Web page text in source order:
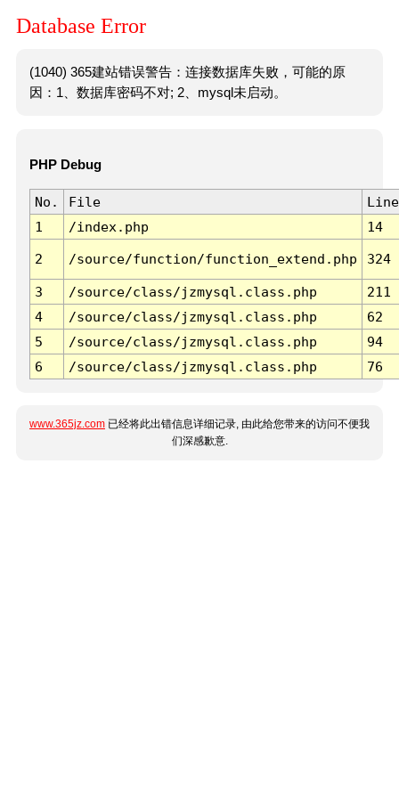
Database Error
(1040) 365建站错误警告：连接数据库失败，可能的原
因：1、数据库密码不对; 2、mysql未启动。
PHP Debug
No. File
Line
1
/index.php 14
2 /source/function/function_extend.php 324
3 /source/class/jzmysql.class.php
211
4
/source/class/jzmysql.class.php
62
5
/source/class/jzmysql.class.php
94
6
/source/class/jzmysql.class.php 76
www.365jz.com 已经将此出错信息详细记录, 由此给您带来的访问不便我
们深感歉意.